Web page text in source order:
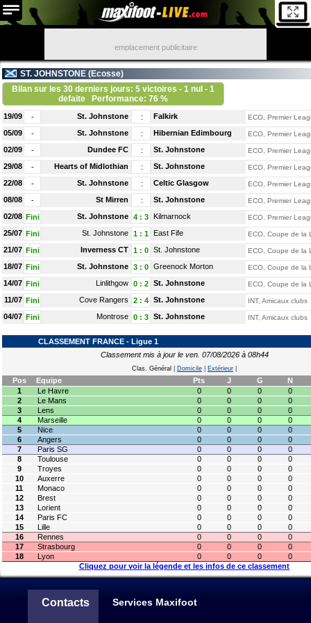
emplacement publicitaire
ST. JOHNSTONE (Ecosse)
Bilan sur les 30 derniers jours: 5 victoires - 1 nul - 1
defaite
Performance: 76 %
19/09 - St. Johnstone : Falkirk ECO, Premier
05/09 - St. Johnstone : Hibernian Edimbourg ECO, Premier
02/09 - Dundee FC : St. Johnstone ECO, Premier
29/08 - Hearts of Midlothian : St. Johnstone ECO, Premier
22/08 - St. Johnstone : Celtic Glasgow ECO, Premier
08/08 - St Mirren : St. Johnstone ECO, Premier
02/08 Fini St. Johnstone 4 : 3 Kilmarnock ECO, Premier
25/07 Fini St. Johnstone 1 : 1 East Fife ECO, Coupe de la
21/07 Fini Inverness CT 1 : 0 St. Johnstone ECO, Coupe de la
18/07 Fini St. Johnstone 3 : 0 Greenock Morton ECO, Coupe de la
14/07 Fini Linlithgow 0 : 2 St. Johnstone ECO, Coupe de la
11/07 Fini Cove Rangers 2 : 4 St. Johnstone INT, Amicaux clubs
04/07 Fini Montrose 0 : 3 St. Johnstone INT, Amicaux clubs
CLASSEMENT FRANCE - Ligue 1
Classement mis à jour le ven. 07/08/2026 à 08h44
Clas. Général Domicile Extérieur
Pos Equipe Pts J G
N
1
Le Havre 0 0 0
0
2
Le Mans 0 0 0
0
3
Lens 0 0 0
0
4
Marseille 0 0 0
0
5
Nice 0 0 0
0
6
Angers 0 0 0
0
7
Paris SG 0 0 0
0
8
Toulouse 0 0 0
0
9
Troyes 0 0 0
0
10
Auxerre 0 0 0
0
11
Monaco 0 0 0
0
12
Brest 0 0 0
0
13
Lorient 0 0 0
0
14
Paris FC 0 0 0
0
15
Lille 0 0 0
0
16
Rennes 0 0 0
0
17
Strasbourg 0 0 0
0
18
Lyon 0 0 0
0
Cliquez pour voir la légende et les infos de ce classement
Contacts Services Maxifoot